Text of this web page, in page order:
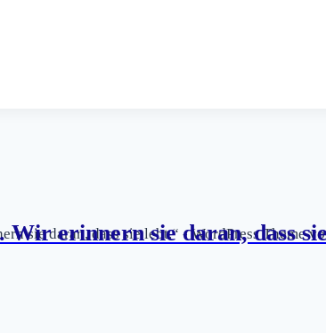
erinnern sie daran, dass
sie daran, dass sie lebt.“ - WordPress Theme